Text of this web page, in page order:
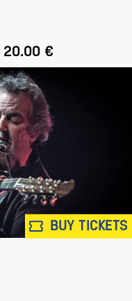
20.00 €
BUY TICKETS